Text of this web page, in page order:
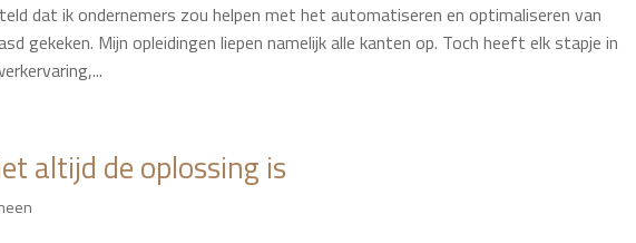
dat ik ondernemers zou helpen met het automatiseren en optimaliseren van
gekeken. Mijn opleidingen liepen namelijk alle kanten op. Toch heeft elk stapje in
altijd de oplossing is